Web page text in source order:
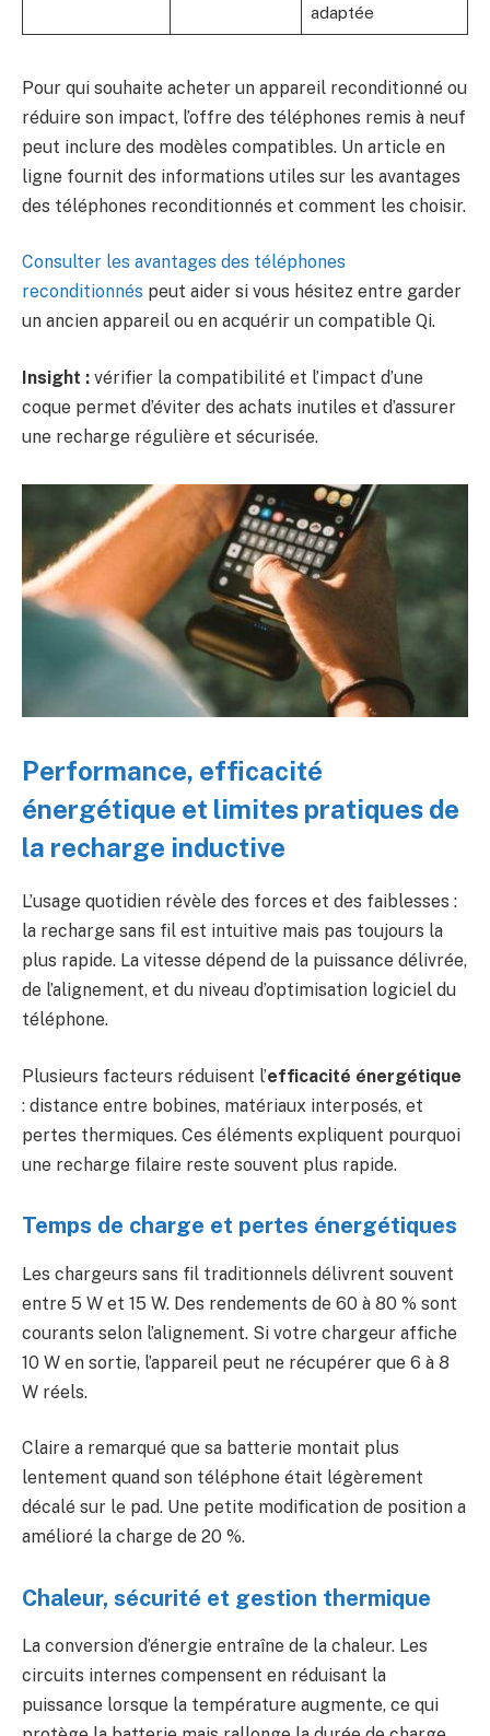
adaptée
Pour qui souhaite acheter un appareil reconditionné ou
réduire son impact, l’offre des téléphones remis à neuf
peut inclure des modèles compatibles. Un article en
ligne fournit des informations utiles sur les avantages
des téléphones reconditionnés et comment les choisir.
Consulter les avantages des téléphones
reconditionnés peut aider si vous hésitez entre garder
un ancien appareil ou en acquérir un compatible Qi.
Insight : vérifier la compatibilité et l’impact d’une
coque permet d’éviter des achats inutiles et d’assurer
une recharge régulière et sécurisée.
Performance, efficacité
énergétique et limites pratiques de
la recharge inductive
L’usage quotidien révèle des forces et des faiblesses :
la recharge sans fil est intuitive mais pas toujours la
plus rapide. La vitesse dépend de la puissance délivrée,
de l’alignement, et du niveau d’optimisation logiciel du
téléphone.
Plusieurs facteurs réduisent l’efficacité énergétique
: distance entre bobines, matériaux interposés, et
pertes thermiques. Ces éléments expliquent pourquoi
une recharge filaire reste souvent plus rapide.
Temps de charge et pertes énergétiques
Les chargeurs sans fil traditionnels délivrent souvent
entre 5 W et 15 W. Des rendements de 60 à 80 % sont
courants selon l’alignement. Si votre chargeur affiche
10 W en sortie, l’appareil peut ne récupérer que 6 à 8
W réels.
Claire a remarqué que sa batterie montait plus
lentement quand son téléphone était légèrement
décalé sur le pad. Une petite modification de position a
amélioré la charge de 20 %.
Chaleur, sécurité et gestion thermique
La conversion d’énergie entraîne de la chaleur. Les
circuits internes compensent en réduisant la
puissance lorsque la température augmente, ce qui